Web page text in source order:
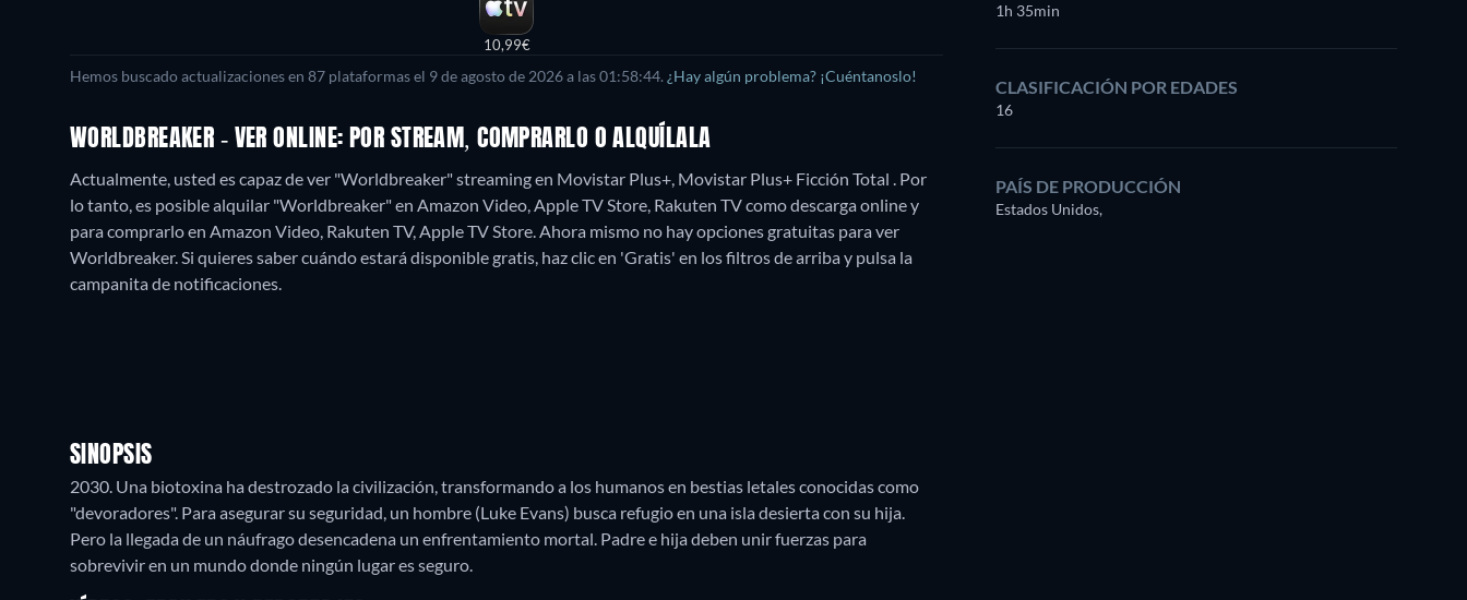
10,99€
Hemos buscado actualizaciones en 87 plataformas el 9 de agosto de 2026a las01:58:44. ¿Hay algún problema? ¡Cuéntanoslo!
WORLDBREAKER - VER ONLINE: POR STREAM, COMPRARLO O ALQUÍLALA
Actualmente, usted es capaz de ver "Worldbreaker" streaming en Movistar Plus+, Movistar Plus+ Ficción Total . Por
lo tanto, es posible alquilar "Worldbreaker" en Amazon Video, Apple TV Store, Rakuten TV como descarga online y
para comprarlo en Amazon Video, Rakuten TV, Apple TV Store.Ahora mismo no hay opciones gratuitas para ver
Worldbreaker. Si quieres saber cuándo estará disponible gratis, haz clic en 'Gratis' en los filtros de arriba y pulsa la
campanita de notificaciones.
SINOPSIS
2030. Una biotoxina ha destrozado la civilización, transformando a los humanos en bestias letales conocidas como
"devoradores". Para asegurar su seguridad, un hombre (Luke Evans) busca refugio en una isla desierta con su hija.
Pero la llegada de un náufrago desencadena un enfrentamiento mortal. Padre e hija deben unir fuerzas para
sobrevivir en un mundo donde ningún lugar es seguro.
1h 35min
CLASIFICACIÓN POR EDADES
16
PAÍS DE PRODUCCIÓN
Estados Unidos,